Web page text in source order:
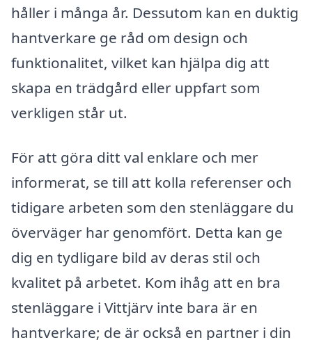
håller i många år. Dessutom kan en duktig
hantverkare ge råd om design och
funktionalitet, vilket kan hjälpa dig att
skapa en trädgård eller uppfart som
verkligen står ut.
För att göra ditt val enklare och mer
informerat, se till att kolla referenser och
tidigare arbeten som den stenläggare du
överväger har genomfört. Detta kan ge
dig en tydligare bild av deras stil och
kvalitet på arbetet. Kom ihåg att en bra
stenläggare i Vittjärv inte bara är en
hantverkare; de är också en partner i din